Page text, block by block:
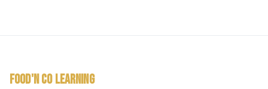
FOOD'N CO LEARNING